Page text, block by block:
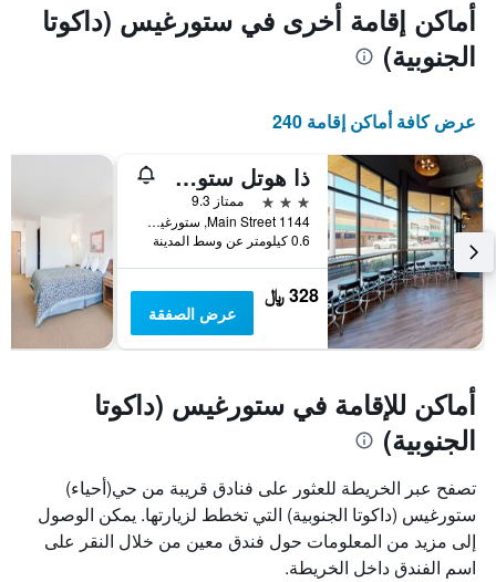
أماكن إقامة أخرى في ستورغيس (داكوتا
الجنوبية)
عرض كافة أماكن إقامة 240
ذا هوتل ستوجيس
3 نجوم
ممتاز 9.3
1144 Main Street, ستورغيس (داكوتا الجنوبية), SD, الولايات المتحدة الأميريكية
0.6 كيلومتر عن وسط المدينة
328 ﷼
عرض الصفقة
أماكن للإقامة في ستورغيس (داكوتا
الجنوبية)
تصفح عبر الخريطة للعثور على فنادق قريبة من حي(أحياء)
ستورغيس (داكوتا الجنوبية) التي تخطط لزيارتها. يمكن الوصول
إلى مزيد من المعلومات حول فندق معين من خلال النقر على
اسم الفندق داخل الخريطة.